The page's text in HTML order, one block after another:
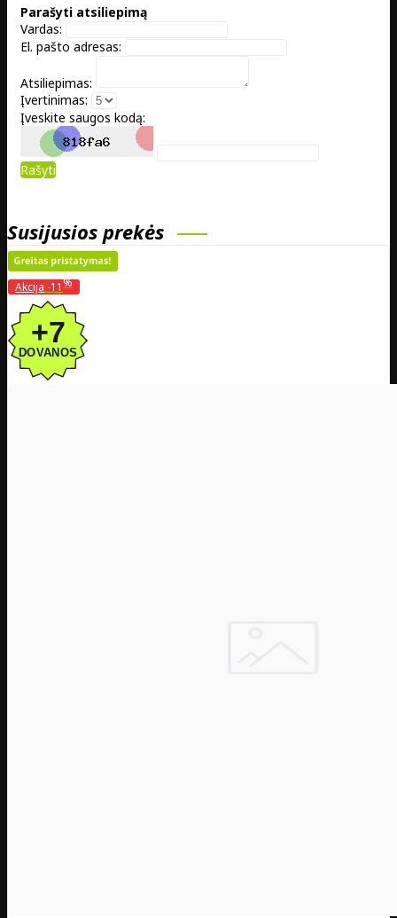
Parašyti atsiliepimą
Vardas:
El. pašto adresas:
Atsiliepimas:
Įvertinimas:
Įveskite saugos kodą:
Rašyti
Susijusios prekės
Akcija -11%